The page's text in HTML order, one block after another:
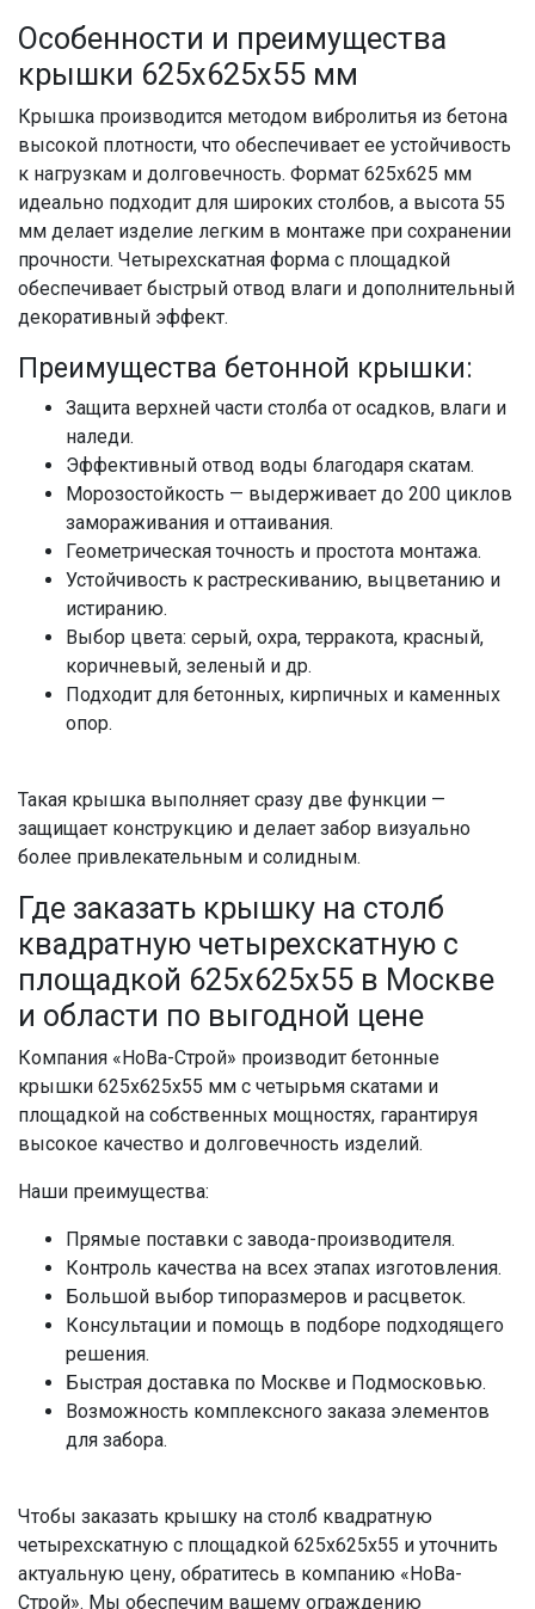
Особенности и преимущества
крышки 625x625x55 мм
Крышка производится методом вибролитья из бетона
высокой плотности, что обеспечивает ее устойчивость
к нагрузкам и долговечность. Формат 625x625 мм
идеально подходит для широких столбов, а высота 55
мм делает изделие легким в монтаже при сохранении
прочности. Четырехскатная форма с площадкой
обеспечивает быстрый отвод влаги и дополнительный
декоративный эффект.
Преимущества бетонной крышки:
Защита верхней части столба от осадков, влаги и
наледи.
Эффективный отвод воды благодаря скатам.
Морозостойкость — выдерживает до 200 циклов
замораживания и оттаивания.
Геометрическая точность и простота монтажа.
Устойчивость к растрескиванию, выцветанию и
истиранию.
Выбор цвета: серый, охра, терракота, красный,
коричневый, зеленый и др.
Подходит для бетонных, кирпичных и каменных
опор.
Такая крышка выполняет сразу две функции —
защищает конструкцию и делает забор визуально
более привлекательным и солидным.
Где заказать крышку на столб
квадратную четырехскатную с
площадкой 625x625x55 в Москве
и области по выгодной цене
Компания «НоВа-Строй» производит бетонные
крышки 625x625x55 мм с четырьмя скатами и
площадкой на собственных мощностях, гарантируя
высокое качество и долговечность изделий.
Наши преимущества:
Прямые поставки с завода-производителя.
Контроль качества на всех этапах изготовления.
Большой выбор типоразмеров и расцветок.
Консультации и помощь в подборе подходящего
решения.
Быстрая доставка по Москве и Подмосковью.
Возможность комплексного заказа элементов
для забора.
Чтобы заказать крышку на столб квадратную
четырехскатную с площадкой 625x625x55 и уточнить
актуальную цену, обратитесь в компанию «НоВа-
Строй». Мы обеспечим вашему ограждению